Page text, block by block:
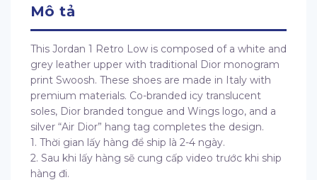
Mô tả
This Jordan 1 Retro Low is composed of a white and
grey leather upper with traditional Dior monogram
print Swoosh. These shoes are made in Italy with
premium materials. Co-branded icy translucent
soles, Dior branded tongue and Wings logo, and a
silver “Air Dior” hang tag completes the design.
1. Thời gian lấy hàng để ship là 2-4 ngày.
2. Sau khi lấy hàng sẽ cung cấp video trước khi ship
hàng đi.